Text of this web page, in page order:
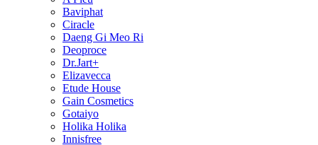
Baviphat
Ciracle
Daeng Gi Meo Ri
Deoproce
Dr.Jart+
Elizavecca
Etude House
Gain Cosmetics
Gotaiyo
Holika Holika
Innisfree